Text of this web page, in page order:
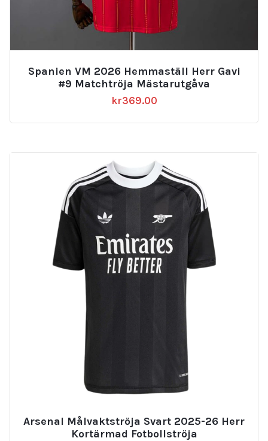
Spanien VM 2026 Hemmaställ Herr Gavi
#9 Matchtröja Mästarutgåva
kr369.00
Arsenal Målvaktströja Svart 2025-26 Herr
Kortärmad Fotbollströja